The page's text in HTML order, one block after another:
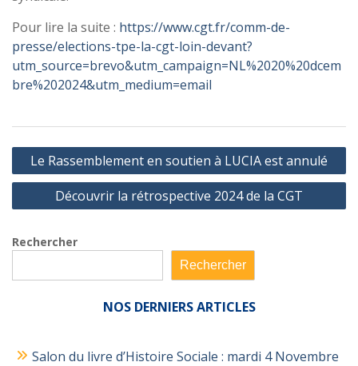
Pour lire la suite : https://www.cgt.fr/comm-de-
presse/elections-tpe-la-cgt-loin-devant?
utm_source=brevo&utm_campaign=NL%2020%20dcem
bre%202024&utm_medium=email
Navigation
de
l’article
Le Rassemblement en soutien à LUCIA est annulé
Découvrir la rétrospective 2024 de la CGT
Rechercher
Rechercher
NOS DERNIERS ARTICLES
Salon du livre d’Histoire Sociale : mardi 4 Novembre